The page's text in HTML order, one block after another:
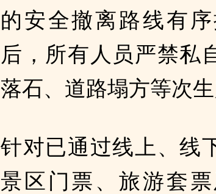
的安全撤离路线有
后，所有人员严禁私
落石、道路塌方等次
针对已通过线上、线
景区门票、旅游套